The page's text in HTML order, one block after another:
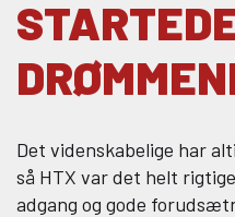
Det videnskabelige har
så HTX var det helt
adgang og gode